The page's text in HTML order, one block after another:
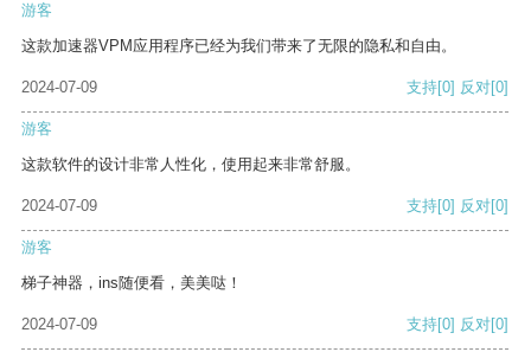
游客
这款加速器VPM应用程序已经为我们带来了无限的隐私和自由。
2024-07-09 支持[0] 反对[0]
游客
这款软件的设计非常人性化，使用起来非常舒服。
2024-07-09 支持[0] 反对[0]
游客
梯子神器，ins随便看，美美哒！
2024-07-09 支持[0] 反对[0]